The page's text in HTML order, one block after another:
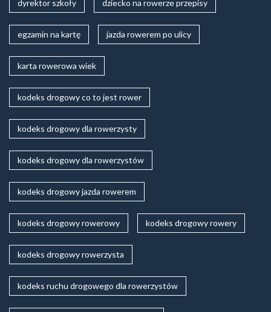
dyrektor szkoły dziecko na rowerze przepisy
egzamin na kartę jazda rowerem po ulicy
karta rowerowa wiek
kodeks drogowy co to jest rower
kodeks drogowy dla rowerzysty
kodeks drogowy dla rowerzystów
kodeks drogowy jazda rowerem
kodeks drogowy rowerowy kodeks drogowy rowery
kodeks drogowy rowerzysta
kodeks ruchu drogowego dla rowerzystów